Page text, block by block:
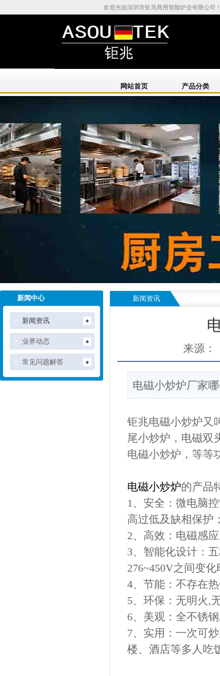
欢迎光临深圳市钜兆商用智能炉业有限公司
网站首页 产品分类
新闻中心
新闻资讯
业界动态
常见问题解答
新闻资讯
来源：
电磁小炒炉厂家
钜兆电磁小炒炉又
尾小炒炉，电磁双
电磁小炒炉， 等等
电磁小炒炉的产品
1、 安全：微电脑
高过低及缺相保护
2、 高效：电磁感
3、 智能化设计：
276~450V之间变
4、 节能：不存在
5、 环保：无明火,
6、 美观：全不锈
7、 实用：一次可
楼、 酒店等多人吃